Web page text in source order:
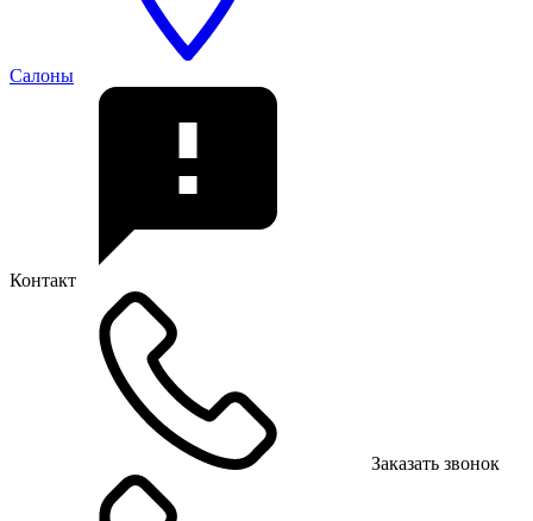
Салоны
Контакт
Заказать звонок